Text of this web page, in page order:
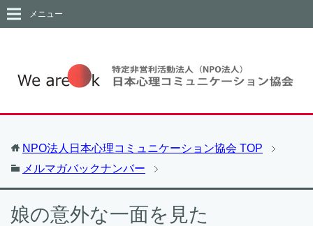
メニュー
NPO法人日本心理コミュニケーション協会 TOP
メルマガバックナンバー
娘の意外な一面を見た